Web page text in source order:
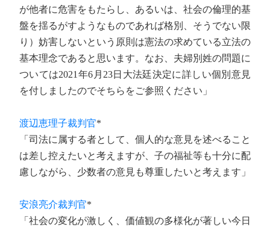
が他者に危害をもたらし、あるいは、社会の倫理的基
盤を揺るがすようなものであれば格別、そうでない限
り）妨害しないという原則は憲法の求めている立法の
基本理念であると思います。なお、夫婦別姓の問題に
ついては2021年6月23日大法廷決定に詳しい個別意見
を付しましたのでそちらをご参照ください」
渡辺恵理子裁判官*
「司法に属する者として、個人的な意見を述べること
は差し控えたいと考えますが、子の福祉等も十分に配
慮しながら、少数者の意見も尊重したいと考えます」
安浪亮介裁判官*
「社会の変化が激しく、価値観の多様化が著しい今日